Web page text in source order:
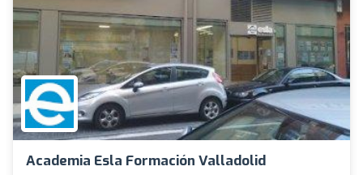
Academia Esla Formación Valladolid